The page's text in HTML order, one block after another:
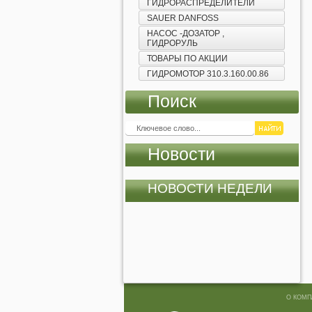
ГИДРОРАСПРЕДЕЛИТЕЛИ
SAUER DANFOSS
НАСОС -ДОЗАТОР ,
ГИДРОРУЛЬ
ТОВАРЫ ПО АКЦИИ
ГИДРОМОТОР 310.3.160.00.86
Поиск
Новости
НОВОСТИ НЕДЕЛИ
О